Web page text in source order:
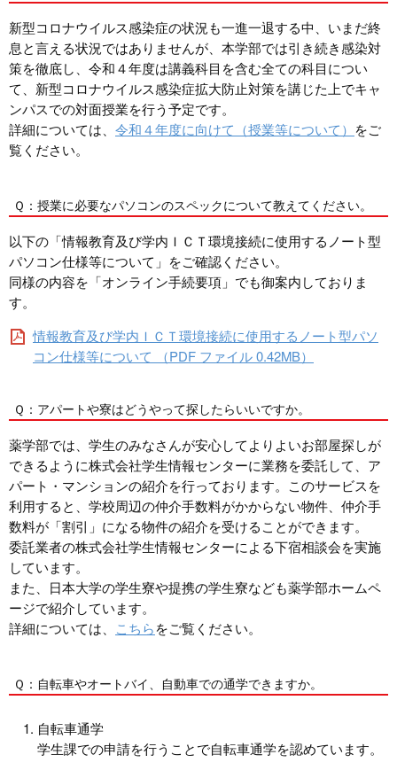
新型コロナウイルス感染症の状況も一進一退する中、いまだ終
息と言える状況ではありませんが、本学部では引き続き感染対
策を徹底し、令和４年度は講義科目を含む全ての科目につい
て、新型コロナウイルス感染症拡大防止対策を講じた上でキャ
ンパスでの対面授業を行う予定です。
詳細については、 令和４年度に向けて（授業等について） をご
覧ください。
Ｑ：授業に必要なパソコンのスペックについて教えてください。
以下の「情報教育及び学内ＩＣＴ環境接続に使用するノート型
パソコン仕様等について」をご確認ください。
同様の内容を「オンライン手続要項」でも御案内しておりま
す。
情報教育及び学内ＩＣＴ環境接続に使用するノート型パソ
コン仕様等について （PDF ファイル 0.42MB）
Ｑ：アパートや寮はどうやって探したらいいですか。
薬学部では、学生のみなさんが安心してよりよいお部屋探しが
できるように株式会社学生情報センターに業務を委託して、ア
パート・マンションの紹介を行っております。このサービスを
利用すると、学校周辺の仲介手数料がかからない物件、仲介手
数料が「割引」になる物件の紹介を受けることができます。
委託業者の株式会社学生情報センターによる下宿相談会を実施
しています。
また、日本大学の学生寮や提携の学生寮なども薬学部ホームペ
ージで紹介しています。
詳細については、 こちらをご覧ください。
Ｑ：自転車やオートバイ、自動車での通学できますか。
自転車通学
学生課での申請を行うことで自転車通学を認めています。